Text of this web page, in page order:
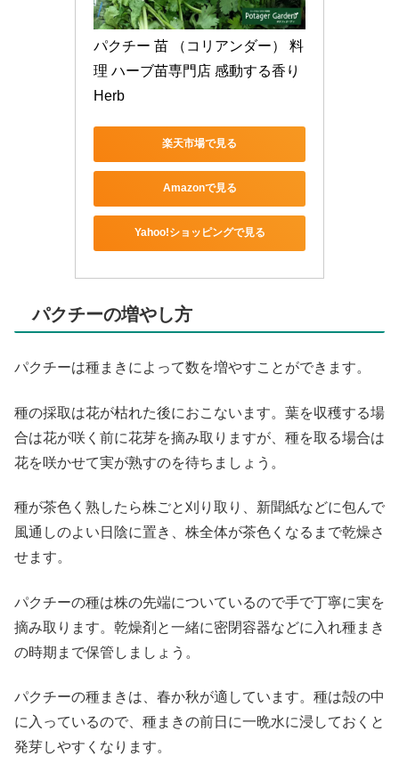
パクチー 苗 （コリアンダー） 料
理 ハーブ苗専門店 感動する香り
Herb
楽天市場で見る
Amazonで見る
Yahoo!ショッピングで見る
パクチーの増やし方
パクチーは種まきによって数を増やすことができます。
種の採取は花が枯れた後におこないます。葉を収穫する場
合は花が咲く前に花芽を摘み取りますが、種を取る場合は
花を咲かせて実が熟すのを待ちましょう。
種が茶色く熟したら株ごと刈り取り、新聞紙などに包んで
風通しのよい日陰に置き、株全体が茶色くなるまで乾燥さ
せます。
パクチーの種は株の先端についているので手で丁寧に実を
摘み取ります。乾燥剤と一緒に密閉容器などに入れ種まき
の時期まで保管しましょう。
パクチーの種まきは、春か秋が適しています。種は殻の中
に入っているので、種まきの前日に一晩水に浸しておくと
発芽しやすくなります。